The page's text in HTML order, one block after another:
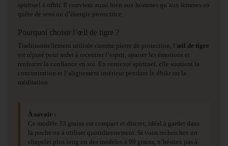
spirituel à offrir. Il convient aussi bien aux hommes qu’aux femmes en
quête de sens ou d’énergie protectrice.
Pourquoi choisir l’œil de tigre ?
Traditionnellement utilisée comme pierre de protection, l’œil de tigre
est réputé pour aider à recentrer l’esprit, apaiser les émotions et
renforcer la confiance en soi. En contexte spirituel, elle soutient la
concentration et l’alignement intérieur pendant le dhikr ou la
méditation.
À savoir :
Ce modèle 33 grains est compact et discret, idéal à garder dans
la poche ou à utiliser quotidiennement. Si vous recherchez un
chapelet plus long ou des modèles à 99 grains, n’hésitez pas à